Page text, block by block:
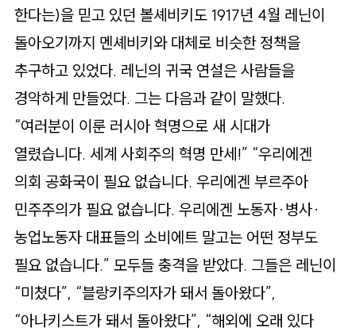
한다는)을 믿고 있던 볼셰비키도 1917년 4월 레닌이
돌아오기까지 멘셰비키와 대체로 비슷한 정책을
추구하고 있었다. 레닌의 귀국 연설은 사람들을
경악하게 만들었다. 그는 다음과 같이 말했다.
“여러분이 이룬 러시아 혁명으로 새 시대가
열렸습니다. 세계 사회주의 혁명 만세!” “우리에겐
의회 공화국이 필요 없습니다. 우리에겐 부르주아
민주주의가 필요 없습니다. 우리에겐 노동자·병사·
농업노동자 대표들의 소비에트 말고는 어떤 정부도
필요 없습니다.” 모두들 충격을 받았다. 그들은 레닌이
“미쳤다”, “블랑키주의자가 돼서 돌아왔다”,
“아나키스트가 돼서 돌아왔다”, “해외에 오래 있다